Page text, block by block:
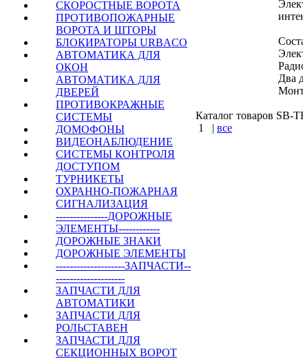
СКОРОСТНЫЕ ВОРОТА
ПРОТИВОПОЖАРНЫЕ
ВОРОТА И ШТОРЫ
БЛОКИРАТОРЫ URBACO
АВТОМАТИКА ДЛЯ
ОКОН
АВТОМАТИКА ДЛЯ
ДВЕРЕЙ
ПРОТИВОКРАЖНЫЕ
СИСТЕМЫ
ДОМОФОНЫ
ВИДЕОНАБЛЮДЕНИЕ
СИСТЕМЫ КОНТРОЛЯ
ДОСТУПОМ
ТУРНИКЕТЫ
ОХРАННО-ПОЖАРНАЯ
СИГНАЛИЗАЦИЯ
---------------ДОРОЖНЫЕ
ЭЛЕМЕНТЫ------------
ДОРОЖНЫЕ ЗНАКИ
ДОРОЖНЫЕ ЭЛЕМЕНТЫ
--------------------ЗАПЧАСТИ--
--------------------
ЗАПЧАСТИ ДЛЯ
АВТОМАТИКИ
ЗАПЧАСТИ ДЛЯ
РОЛЬСТАВЕН
ЗАПЧАСТИ ДЛЯ
СЕКЦИОННЫХ ВОРОТ
Два
Каталог товаров SB-
1
| все